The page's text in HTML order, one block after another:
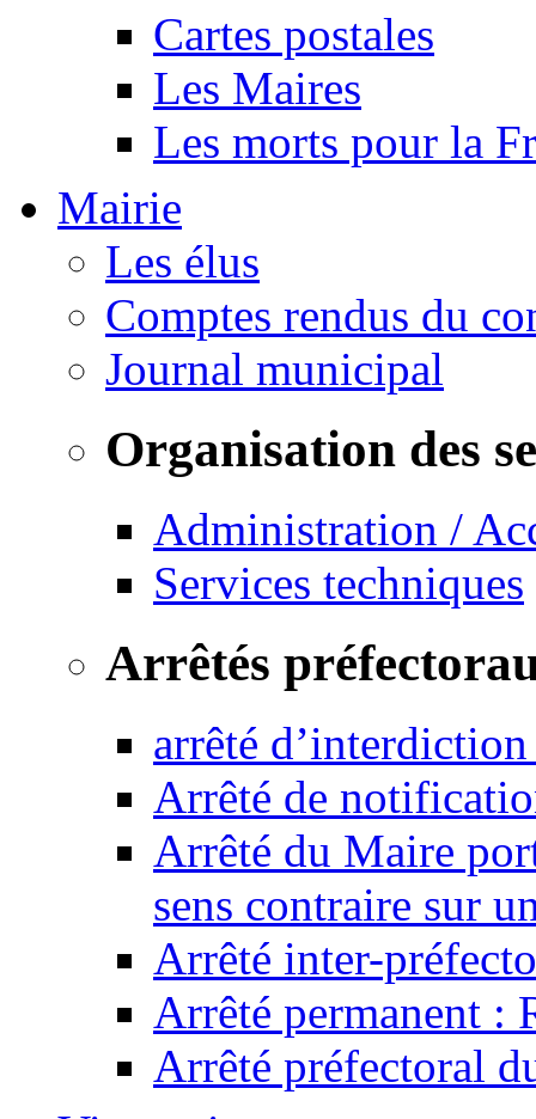
Cartes postales
Les Maires
Les morts pour la
Mairie
Les élus
Comptes rendus du
Journal municipal
Organisation des
Administration /
Services techniques
Arrêtés
arrêté
Arrêté de
Arrêté du Maire
sens contraire sur
Arrêté inter-
Arrêté permanent :
Arrêté préfectoral